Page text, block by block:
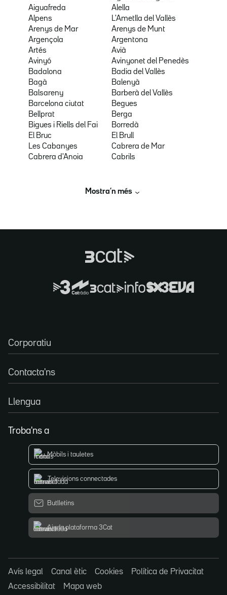
Aiguafreda
Alella
Alpens
L'Ametlla del Vallès
Arenys de Mar
Arenys de Munt
Argençola
Argentona
Artés
Avià
Avinyó
Avinyonet del Penedès
Badalona
Badia del Vallès
Bagà
Balenyà
Balsareny
Barberà del Vallès
Barcelona ciutat
Begues
Bellprat
Berga
Bigues i Riells del Fai
Borredà
El Bruc
El Brull
Les Cabanyes
Cabrera de Mar
Cabrera d'Anoia
Cabrils
Mostra’n més
Corporatiu
Contacta'ns
Llengua
Troba'ns a
Mòbils i tauletes
Televisions connectades
Butlletins
Ajuda plataforma 3Cat
Avís legal Canal ètic Cookies
Política de Privacitat
Accessibilitat
Mapa web